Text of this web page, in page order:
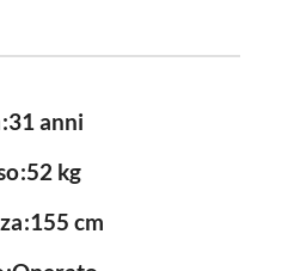
31 anni
52 kg
155 cm